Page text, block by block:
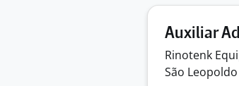
Auxiliar
Rinotenk
São Leopoldo